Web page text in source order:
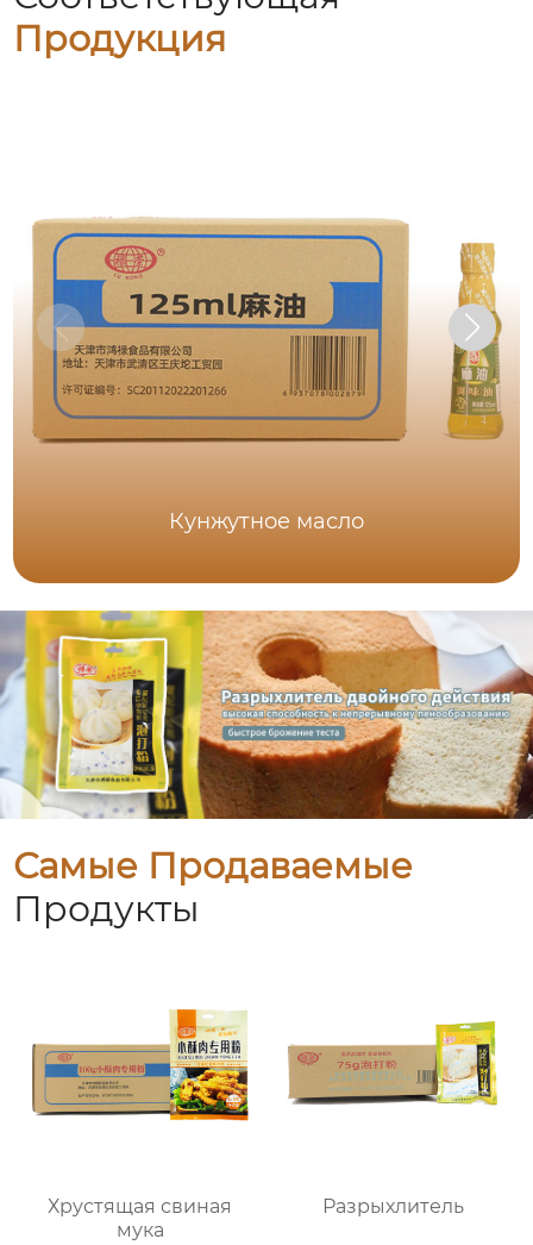
Продукция
Кунжутное масло
Самые Продаваемые
Продукты
Хрустящая свиная
мука
Разрыхлитель